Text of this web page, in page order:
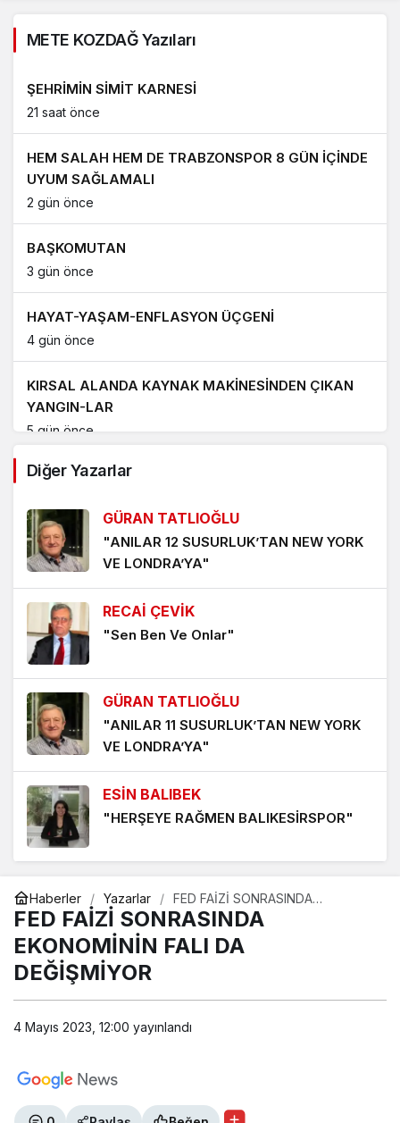
METE KOZDAĞ Yazıları
ŞEHRİMİN SİMİT KARNESİ
21 saat önce
HEM SALAH HEM DE TRABZONSPOR 8 GÜN İÇİNDE
UYUM SAĞLAMALI
2 gün önce
BAŞKOMUTAN
3 gün önce
HAYAT-YAŞAM-ENFLASYON ÜÇGENİ
4 gün önce
KIRSAL ALANDA KAYNAK MAKİNESİNDEN ÇIKAN
YANGIN-LAR
5 gün önce
PORT BAGAJ, ARAÇ ÜSTÜ ÇADIR VE KAYAK
KAZALARI ‘UMARIM’ ARTMAZ
7 gün önce
YENİDEN YAZILAN ‘AMAN PETROL CANIM PETROL’
ŞARKISI
1 hafta önce
‘YENİDEN AKÇAYPORT’ KALICI OLMALI
1 hafta önce
TERS DURAN TERAZİ KEFESİNDEN DÜŞEN İNTİBAK
YASASI
1 hafta önce
FİGÜRANLIK YAPMAK VE FİGÜRANLIK YAPTIRMAK
2 hafta önce
Diğer Yazarlar
GÜRAN TATLIOĞLU
"ANILAR 12 SUSURLUK’TAN NEW YORK
VE LONDRA’YA"
RECAİ ÇEVİK
"Sen Ben Ve Onlar"
GÜRAN TATLIOĞLU
"ANILAR 11 SUSURLUK’TAN NEW YORK
VE LONDRA’YA"
ESİN BALIBEK
"HERŞEYE RAĞMEN BALIKESİRSPOR"
"Avcılık cinayettir!"
MUHARREM KAYNAK
"VATAN, MİLLET ve BAYRAK SEVGİSİ"
"ÖRT Kİ ÖLEM"
Haberler Yazarlar
FED FAİZİ SONRASINDA
EKONOMİNİN FALI DA
DEĞİŞMİYOR
FED FAİZİ SONRASINDA
EKONOMİNİN FALI DA
DEĞİŞMİYOR
4 Mayıs 2023, 12:00 yayınlandı